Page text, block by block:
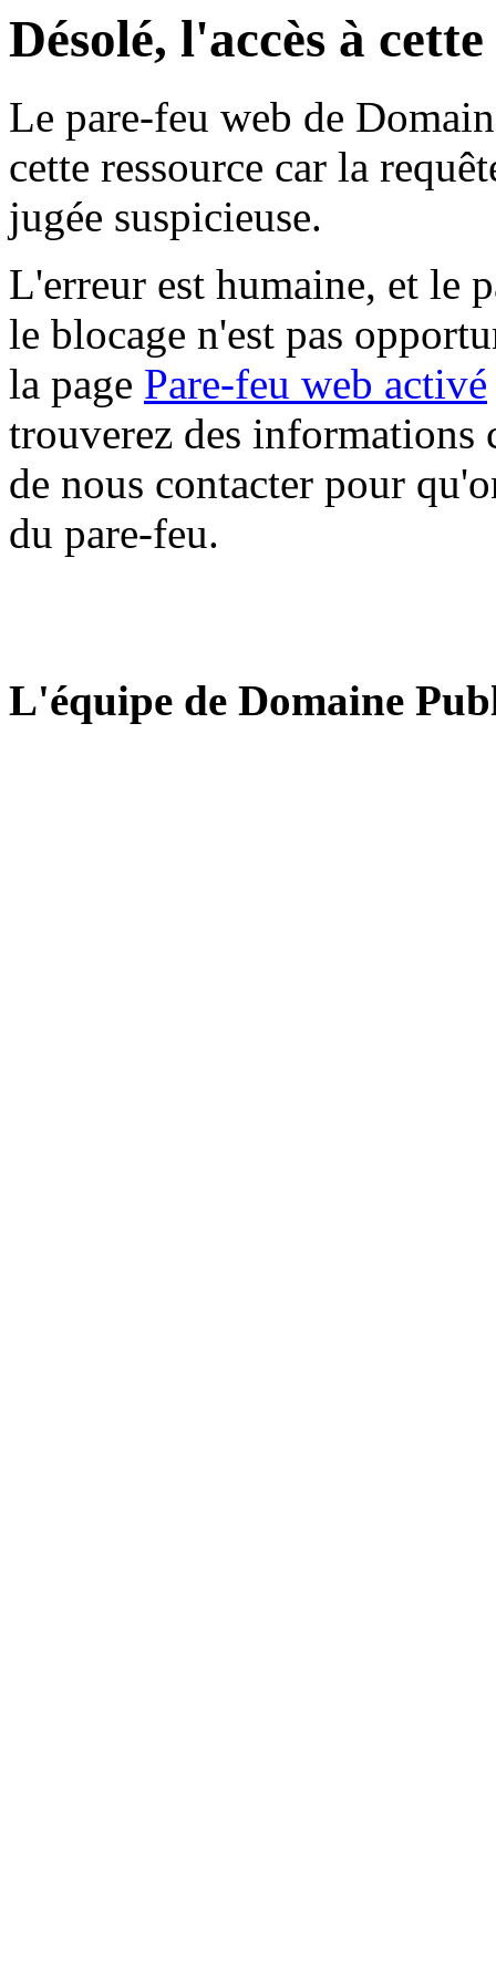
Désolé, l'accès à
Le pare-feu web de
cette ressource car la
jugée suspicieuse.
L'erreur est humaine, et le
le blocage n'est pas
la page Pare-feu web activé
trouverez des informations
de nous contacter pour
du pare-feu.
L'équipe de Domaine